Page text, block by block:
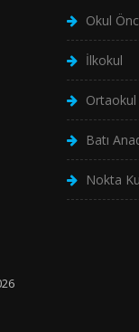
Okul
İlkokul
Ortaokul
Batı
Nokta